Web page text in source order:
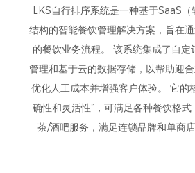
LKS自行排序系统是一种基于SaaS
结构的智能餐饮管理解决方案，旨在
的餐饮业务流程。 该系统集成了自
管理和基于云的数据存储，以帮助迎
优化人工成本并增强客户体验。 它的
确性和灵活性”，可满足各种餐饮格
茶/酒吧服务，满足连锁品牌和单商